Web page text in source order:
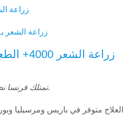
زراعة الشعر بـ
زراعة الشعر بـ 4000 طعمة في
زراعة
تمتلك فرنسا نظاماً صحياً متكاملاً ومتطوراً.
العلاج متوفر في باريس ومرسيليا